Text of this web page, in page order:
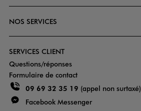
NOS SERVICES
SERVICES CLIENT
Questions/réponses
Formulaire de contact
09 69 32 35 19 (appel non surtaxé)
Facebook Messenger